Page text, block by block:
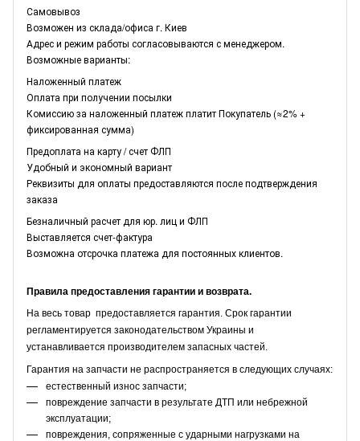
Самовывоз
Возможен из склада/офиса г. Киев
Адрес и режим работы согласовываются с менеджером.
Возможные варианты:
Наложенный платеж
Оплата при получении посылки
Комиссию за наложенный платеж платит Покупатель (≈2% +
фиксированная сумма)
Предоплата на карту / счет ФЛП
Удобный и экономный вариант
Реквизиты для оплаты предоставляются после подтверждения
заказа
Безналичный расчет для юр. лиц и ФЛП
Выставляется счет-фактура
Возможна отсрочка платежа для постоянных клиентов.
Правила предоставления гарантии и возврата.
На весь товар предоставляется гарантия. Срок гарантии
регламентируется законодательством Украины и
устанавливается производителем запасных частей.
Гарантия на запчасти не распространяется в следующих случаях:
естественный износ запчасти;
повреждение запчасти в результате ДТП или небрежной
эксплуатации;
повреждения, сопряженные с ударными нагрузками на